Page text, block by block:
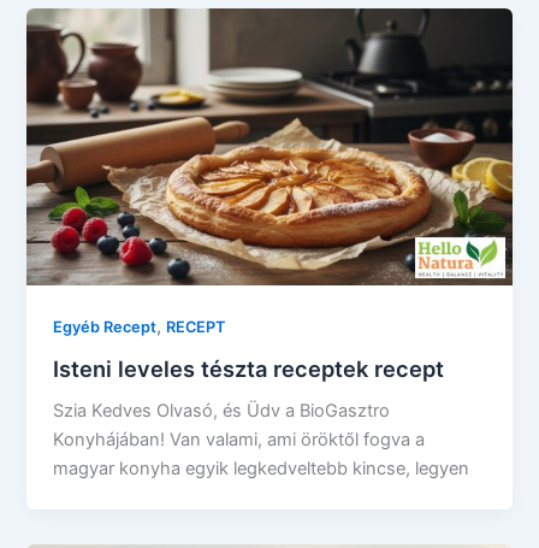
Egyéb Recept, RECEPT
Isteni leveles tészta receptek recept
Szia Kedves Olvasó, és Üdv a BioGasztro
Konyhájában! Van valami, ami öröktől fogva a
magyar konyha egyik legkedveltebb kincse, legyen